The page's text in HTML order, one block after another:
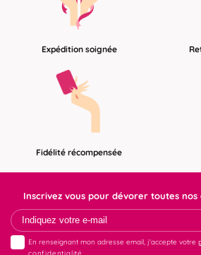
Expédition soignée
Fidélité récompensée
Inscrivez vous pour dévorer toutes
En renseignant mon adresse email, j'accepte votre
confidentialité.